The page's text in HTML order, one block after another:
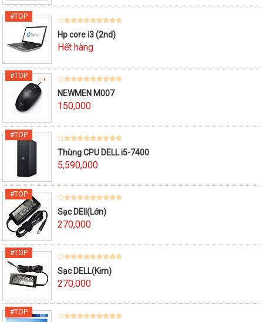
Hp core i3 (2nd)
Hết hàng
NEWMEN M007
150,000
Thùng CPU DELL i5-7400
5,590,000
Sạc DEll(Lớn)
270,000
Sạc DELL(Kim)
270,000